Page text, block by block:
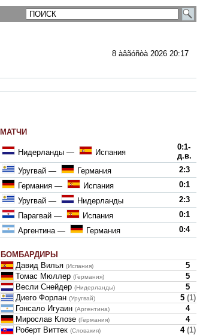
8 àâãóñòà 2026 20:17
МАТЧИ
Нидерланды — Испания
0:1-
д.в.
Уругвай — Германия
2:3
Германия — Испания
0:1
Уругвай — Нидерланды
2:3
Парагвай — Испания
0:1
Аргентина— Германия 0:4
БОМБАРДИРЫ
Давид Вилья (Испания)
5
Томас Мюллер (Германия)
5
Весли Снейдер (Нидерланды)
5
Диего Форлан (Уругвай) 5 (1)
Гонсало Игуаин (Аргентина)
4
Мирослав Клозе (Германия)
4
Роберт Виттек (Словакия) 4 (1)